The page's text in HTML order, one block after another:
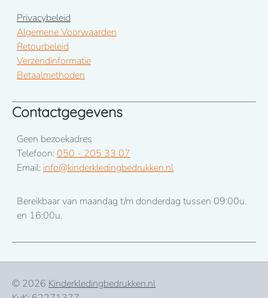
Privacybeleid
Algemene Voorwaarden
Retourbeleid
Verzendinformatie
Betaalmethoden
Contactgegevens
Geen bezoekadres
Telefoon: 050 - 205 33 07
Email: info@kinderkledingbedrukken.nl
Bereikbaar van maandag t/m donderdag tussen 09:00u.
en 16:00u.
© 2026 Kinderkledingbedrukken.nl